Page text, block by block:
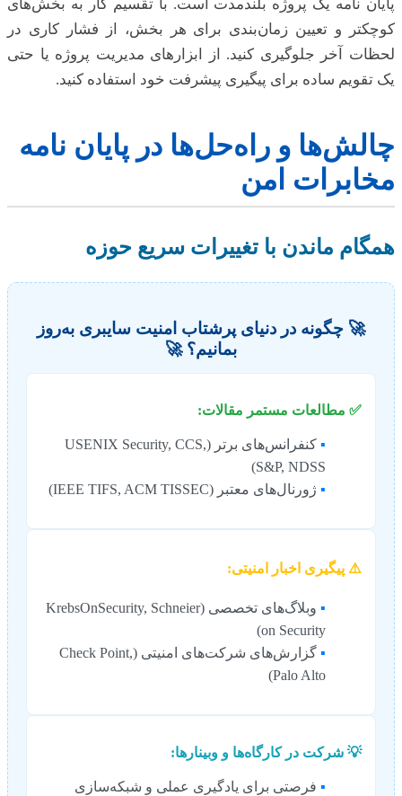
پایان نامه یک پروژه بلندمدت است. با تقسیم کار به بخش‌های
کوچکتر و تعیین زمان‌بندی برای هر بخش، از فشار کاری در
لحظات آخر جلوگیری کنید. از ابزارهای مدیریت پروژه یا حتی
یک تقویم ساده برای پیگیری پیشرفت خود استفاده کنید.
چالش‌ها و راه‌حل‌ها در پایان نامه
مخابرات امن
همگام ماندن با تغییرات سریع حوزه
🚀 چگونه در دنیای پرشتاب امنیت سایبری به‌روز
بمانیم؟ 🚀
✅ مطالعات مستمر مقالات:
▪︎
کنفرانس‌های برتر (USENIX Security, CCS,
S&P, NDSS)
▪︎ ژورنال‌های معتبر (IEEE TIFS, ACM TISSEC)
⚠️ پیگیری اخبار امنیتی:
▪︎
وبلاگ‌های تخصصی (KrebsOnSecurity, Schneier
on Security)
▪︎
گزارش‌های شرکت‌های امنیتی (Check Point,
Palo Alto)
💡 شرکت در کارگاه‌ها و وبینارها:
▪︎ فرصتی برای یادگیری عملی و شبکه‌سازی